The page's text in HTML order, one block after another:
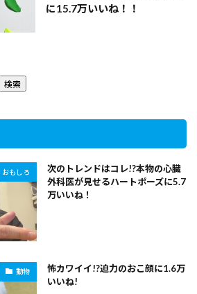
に15.7万いいね！！
検索
おもしろ
次のトレンドはコレ!?本物の心臓
外科医が見せるハートポーズに5.7
万いいね！
動物
怖カワイイ!?迫力のおこ顔に1.6万
いいね!